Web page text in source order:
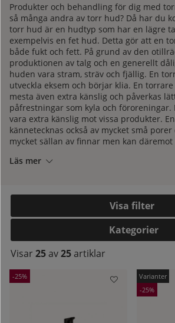
Produkter och behandling för dig med
så många andra av torr hud? Då har du
torr hud är en hudtyp som har en lägre
exempelvis en fet hud. Detta gör att en
både fukt och fett. På grund av den
produktionen av talg och en generellt
huden vara stram, sträv och fjällig. En
utveckla eksem och börjar klia. En
mesta även extra känslig och påverkas
påfrestningar som kyla och föroreningar.
vara extra känslig mot vissa produkter.
kännetecknas också av mycket små
mycket sällan av finnar men kan däremot
till exempel hormoner, miljöpåverkan,
produkter. För att få bukt på en torr hud
produkter och behandling.
Behandling och produkter för
Eftersom en torr hud har en mycket låg
behöver man behandla med produkter
krämer eller i koncentrat, serum eller
Läs mer
Filtrera
Kategorier
Visar 25av25artiklar
25
25